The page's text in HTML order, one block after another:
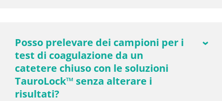
Posso prelevare dei campioni per i
test di coagulazione da un
catetere chiuso con le soluzioni
TauroLock™ senza alterare i
risultati?